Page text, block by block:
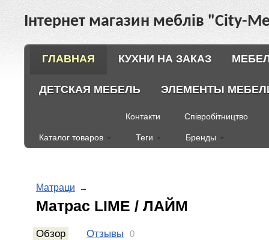
Інтернет магазин меблів "City-
ГЛАВНАЯ КУХНИ НА ЗАКАЗ
ДЕТСКАЯ МЕБЕЛЬ ЭЛЕМЕНТЫ
Контакти Співробітництво
Каталог товаров Теги Бренды
Матраци →
Матрас LIME / ЛАЙМ
Обзор Отзывы 0